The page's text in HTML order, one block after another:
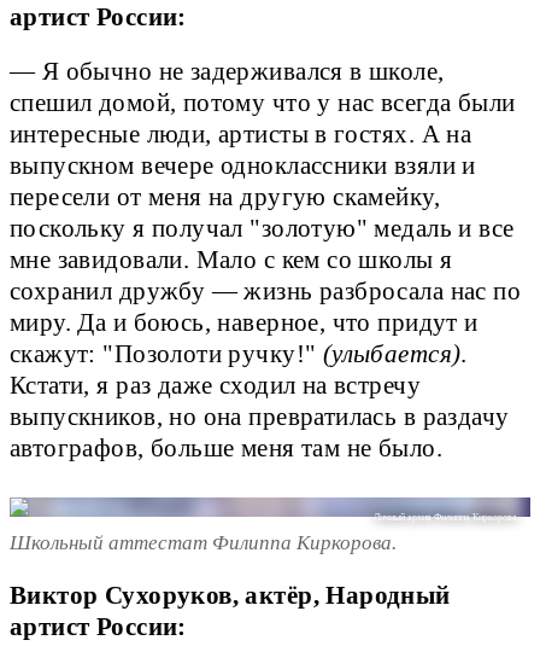
артист России:
— Я обычно не задерживался в школе,
спешил домой, потому что у нас всегда были
интересные люди, артисты в гостях. А на
выпускном вечере одноклассники взяли и
пересели от меня на другую скамейку,
поскольку я получал "золотую" медаль и все
мне завидовали. Мало с кем со школы я
сохранил дружбу — жизнь разбросала нас по
миру. Да и боюсь, наверное, что придут и
скажут: "Позолоти ручку!" (улыбается).
Кстати, я раз даже сходил на встречу
выпускников, но она превратилась в раздачу
автографов, больше меня там не было.
Личный архив Филиппа Киркорова.
Школьный аттестат Филиппа Киркорова.
Виктор Сухоруков, актёр, Народный
артист России: